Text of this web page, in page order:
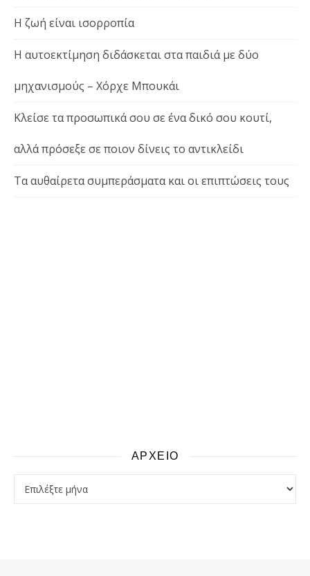
Η ζωή είναι ισορροπία
Η αυτοεκτίμηση διδάσκεται στα παιδιά με δύο
μηχανισμούς – Χόρχε Μπουκάι
Κλείσε τα προσωπικά σου σε ένα δικό σου κουτί,
αλλά πρόσεξε σε ποιον δίνεις το αντικλείδι
Τα αυθαίρετα συμπεράσματα και οι επιπτώσεις τους
ΑΡΧΕΙΟ